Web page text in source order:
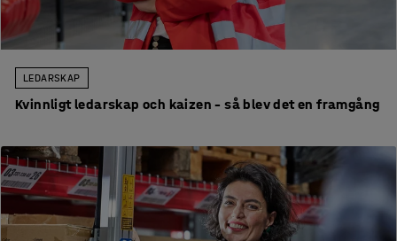
LEDARSKAP
Kvinnligt ledarskap och kaizen – så blev det en framgång